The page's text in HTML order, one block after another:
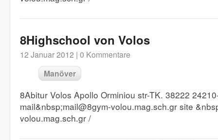
8Highschool von Volos
12 Januar 2012 | 0 Kommentare
Manöver
8Abitur Volos Apollo Orminiou str-TK. 38222
mail&nbsp;mail@8gym-volou.mag.sch.gr site
volou.mag.sch.gr /